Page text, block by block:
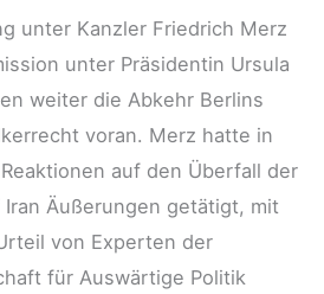
unter Kanzler Friedrich Merz
unter Präsidentin Ursula
weiter die Abkehr Berlins
voran. Merz hatte in
auf den Überfall der
Iran Äußerungen getätigt, mit
von Experten der
für Auswärtige Politik